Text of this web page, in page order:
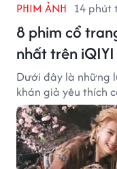
PHIM ẢNH 14 phút
8 phim cổ
nhất trên iQIYI
Dưới đây là những
khán giả yêu thích